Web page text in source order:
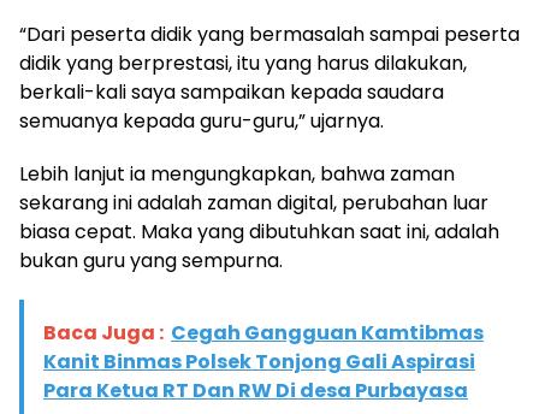
“Dari peserta didik yang bermasalah sampai peserta
didik yang berprestasi, itu yang harus dilakukan,
berkali-kali saya sampaikan kepada saudara
semuanya kepada guru-guru,” ujarnya.
Lebih lanjut ia mengungkapkan, bahwa zaman
sekarang ini adalah zaman digital, perubahan luar
biasa cepat. Maka yang dibutuhkan saat ini, adalah
bukan guru yang sempurna.
Baca Juga : Cegah Gangguan Kamtibmas
Kanit Binmas Polsek Tonjong Gali Aspirasi
Para Ketua RT Dan RW Di desa Purbayasa